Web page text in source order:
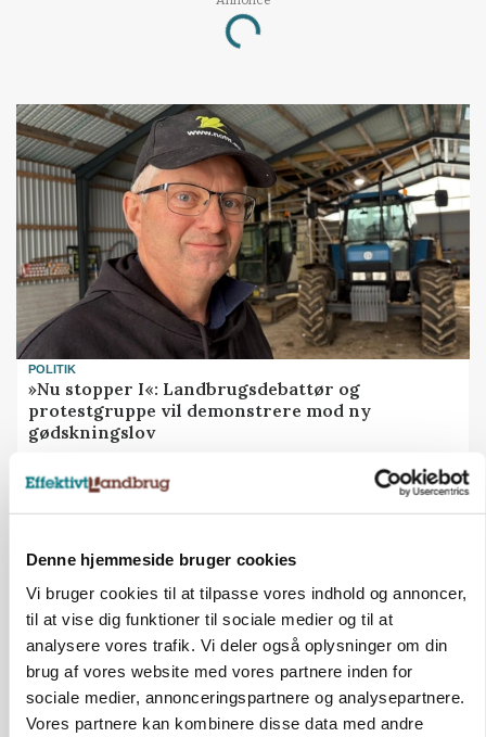
Denne hjemmeside bruger cookies
Vi bruger cookies til at tilpasse vores indhold og annoncer,
til at vise dig funktioner til sociale medier og til at
analysere vores trafik. Vi deler også oplysninger om din
brug af vores website med vores partnere inden for
sociale medier, annonceringspartnere og analysepartnere.
Vores partnere kan kombinere disse data med andre
POLITIK
»Nu stopper I«: Landbrugsdebattør og
protestgruppe vil demonstrere mod ny
gødskningslov